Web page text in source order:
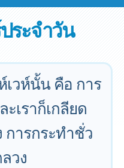
ระจำวัน
เวห์นั้น คือ การ
เราก็เกลียด
การกระทำชั่ว
วง